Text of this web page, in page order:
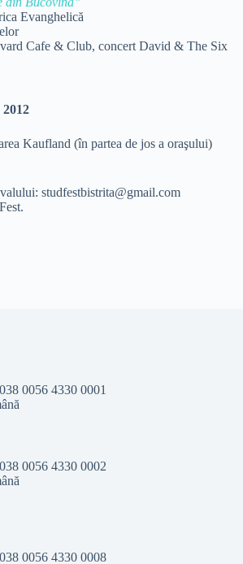
Evanghelică
Cafe & Club, concert David & The Six
Kaufland (în partea de jos a oraşului)
studfestbistrita@gmail.com
0056 4330 0001
0056 4330 0002
0056 4330 0008